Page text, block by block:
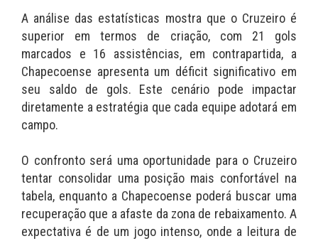
A análise das estatísticas mostra que o Cruzeiro é
superior em termos de criação, com 21 gols
marcados e 16 assistências, em contrapartida, a
Chapecoense apresenta um déficit significativo em
seu saldo de gols. Este cenário pode impactar
diretamente a estratégia que cada equipe adotará em
campo.
O confronto será uma oportunidade para o Cruzeiro
tentar consolidar uma posição mais confortável na
tabela, enquanto a Chapecoense poderá buscar uma
recuperação que a afaste da zona de rebaixamento. A
expectativa é de um jogo intenso, onde a leitura de